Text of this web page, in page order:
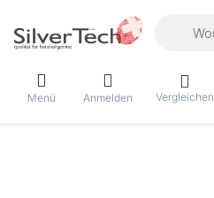
Menü Anmelden Vergleichen